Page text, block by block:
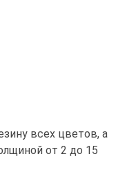
всех цветов, а
от 2 до 15